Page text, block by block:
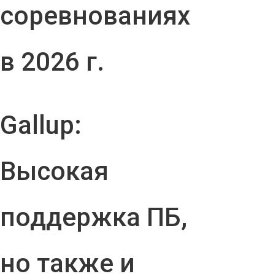
соревнованиях
в 2026 г.
Gallup:
Высокая
поддержка ПБ,
но также и